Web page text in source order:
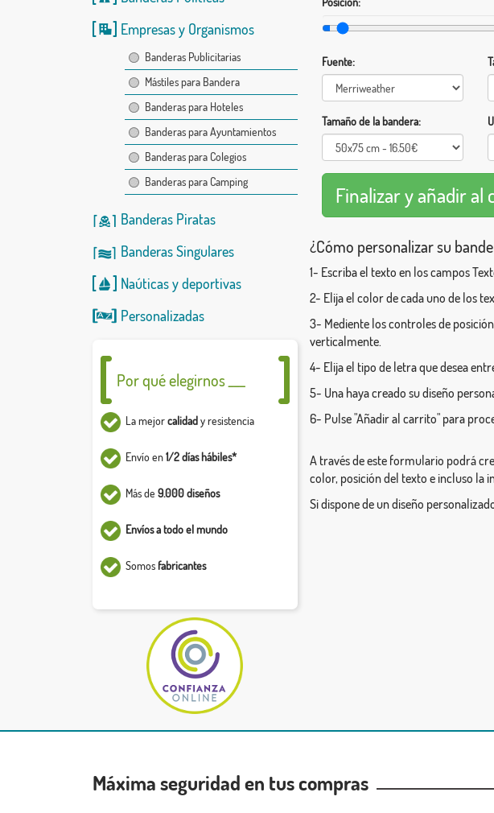
Empresas y Organismos
Banderas Publicitarias
Mástiles para Bandera
Banderas para Hoteles
Banderas para Ayuntamientos
Banderas para Colegios
Banderas para Camping
Banderas Piratas
Banderas Singulares
Naúticasydeportivas
Personalizadas
Por qué elegirnos ___
La mejorcalidady resistencia
Envío en1/2 días hábiles*
Más de 9.000 diseños
Envíos a todo el mundo
Somosfabricantes
Fuente:
Tamaño de la bandera:
¿Cómo personalizar su
1- Escriba el texto en los campos
2- Elija el color de cada uno de los
3- Mediente los controles de
verticalmente.
4- Elija el tipo de letra que desea
5- Una haya creado su diseño
6- Pulse "Añadir al carrito" para
A través de este formulario podrá
color, posición del texto e incluso la
Si dispone de un diseño
Máxima seguridad en tus compras